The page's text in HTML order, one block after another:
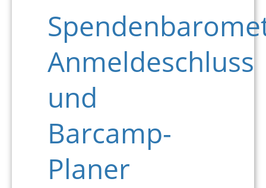
Anmeldeschluss
und
Barcamp-
Planer